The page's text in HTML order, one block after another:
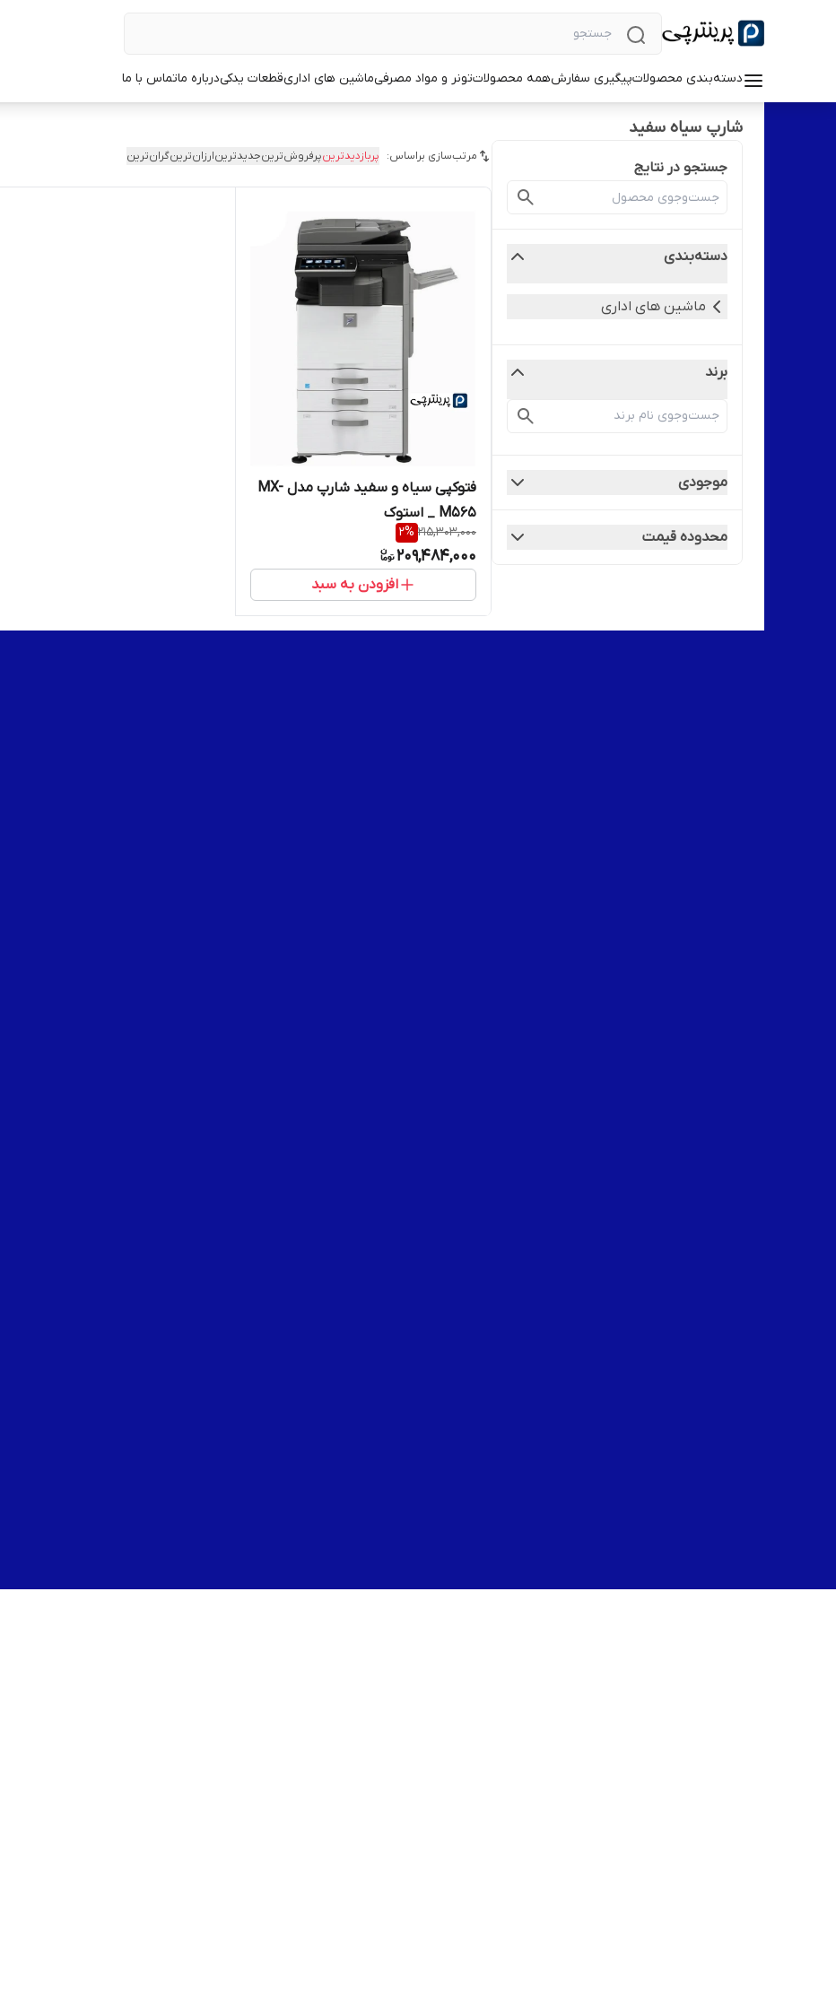
دسته‌بندی محصولاتپیگیری سفارشهمه محصولاتتونر و مواد مصرفیماشین های اداریقطعات یدکیدرباره ماتماس با ما
شارپ سیاه سفید
جستجو در نتایج
دسته‌بندی
ماشین های اداری
برند
موجودی
محدوده قیمت
مرتب‌سازی براساس: پربازدیدترینپرفروش‌ترینجدیدترینارزان‌ترینگران‌ترین
فتوکپی سیاه و سفید شارپ مدل MX-
M565 _ استوک
215,303,000
2%
209,484,000
افزودن به سبد